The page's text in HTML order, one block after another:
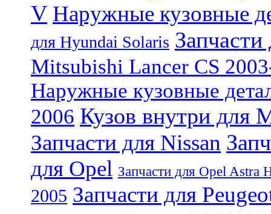
V Наружные кузовные
для Hyundai Solaris
Mitsubishi Lancer CS
Наружные кузовные
2006 Кузов внутри для
Запчасти для Nissan
для Opel Запчасти для Opel Astra
2005 Запчасти для